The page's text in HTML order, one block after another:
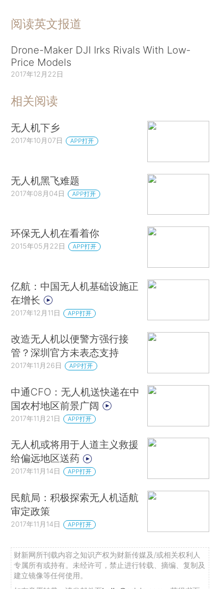
阅读英文报道
Drone-Maker DJI Irks Rivals With Low-
Price Models
2017年12月22日
相关阅读
无人机下乡
2017年10月07日 APP打开
无人机黑飞难题
2017年08月04日 APP打开
环保无人机在看着你
2015年05月22日 APP打开
亿航：中国无人机基础设施正
在增长
2017年12月11日 APP打开
改造无人机以便警方强行接
管？深圳官方未表态支持
2017年11月26日 APP打开
中通CFO：无人机送快递在中
国农村地区前景广阔
2017年11月21日 APP打开
无人机或将用于人道主义救援
给偏远地区送药
2017年11月14日 APP打开
民航局：积极探索无人机适航
审定政策
2017年11月14日 APP打开
财新网所刊载内容之知识产权为财新传媒及/或相关权利人
专属所有或持有。未经许可，禁止进行转载、摘编、复制及
建立镜像等任何使用。